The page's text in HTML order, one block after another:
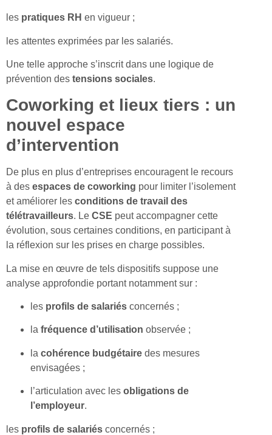
les pratiques RH en vigueur ;
les attentes exprimées par les salariés.
Une telle approche s’inscrit dans une logique de
prévention des tensions sociales.
Coworking et lieux tiers : un
nouvel espace
d’intervention
De plus en plus d’entreprises encouragent le recours
à des espaces de coworking pour limiter l’isolement
et améliorer les conditions de travail des
télétravailleurs. Le CSE peut accompagner cette
évolution, sous certaines conditions, en participant à
la réflexion sur les prises en charge possibles.
La mise en œuvre de tels dispositifs suppose une
analyse approfondie portant notamment sur :
les profils de salariés concernés ;
la fréquence d’utilisation observée ;
la cohérence budgétaire des mesures
envisagées ;
l’articulation avec les obligations de
l’employeur.
les profils de salariés concernés ;